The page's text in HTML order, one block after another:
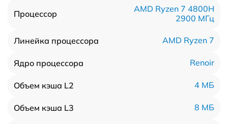
Процессор
AMD Ryzen 7 4800H
2900 МГц
Линейка процессора AMD Ryzen 7
Ядро процессора Renoir
Объем кэша L2 4 МБ
Объем кэша L3 8 МБ